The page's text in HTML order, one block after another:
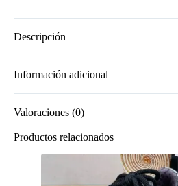
Descripción
Información adicional
Valoraciones (0)
Productos relacionados